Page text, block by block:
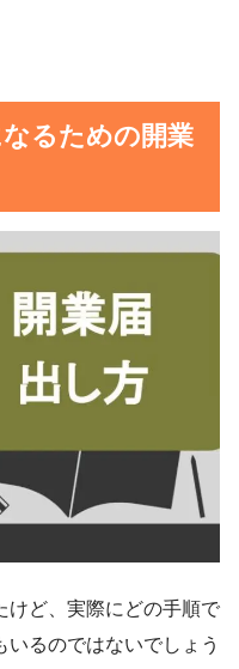
るための開業
けど、実際にどの手順で
るのではないでしょう